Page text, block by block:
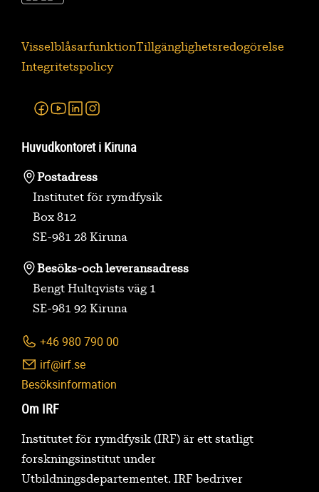
VisselblåsarfunktionTillgänglighetsredogörelse
Integritetspolicy
Facebook
Youtube
Linkedin
Huvudkontoret i Kiruna
Postadress
Institutet för rymdfysik
Box 812
SE-981 28 Kiruna
Besöks-och leveransadress
Bengt Hultqvists väg 1
SE-981 92 Kiruna
+46 980 790 00
irf@irf.se
Besöksinformation
Om IRF
Institutet för rymdfysik (IRF) är ett statligt
forskningsinstitut under
Utbildningsdepartementet. IRF bedriver